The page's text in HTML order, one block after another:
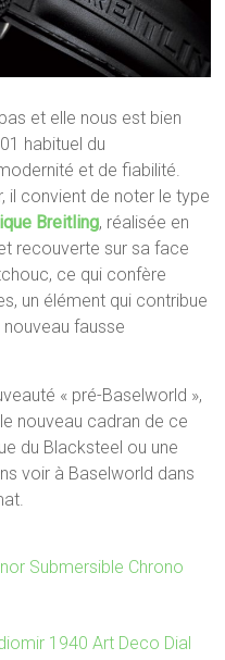
et elle nous est bien
habituel du
et de fiabilité.
il convient de noter le type
Breitling, réalisée en
recouverte sur sa face
ce qui confère
un élément qui contribue
fausse
« pré-Baselworld »,
nouveau cadran de ce
du Blacksteel ou une
voir à Baselworld dans
Submersible Chrono
1940 Art Deco Dial